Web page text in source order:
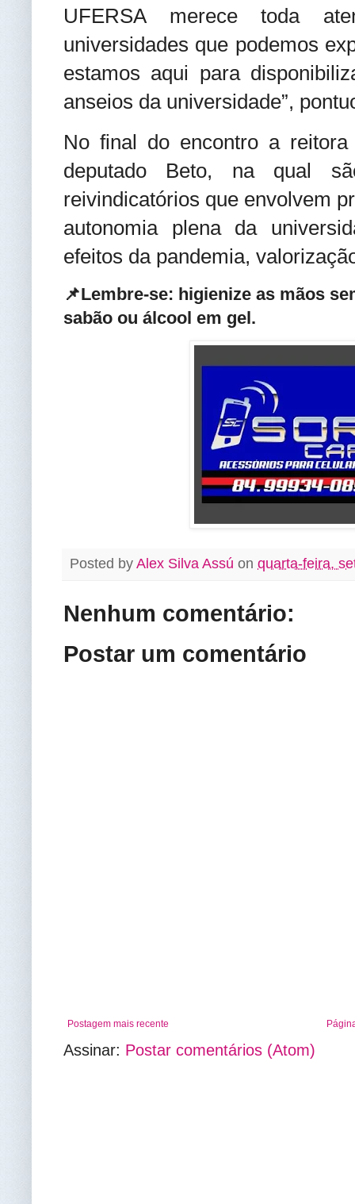
UFERSA merece toda
universidades que podemos
estamos aqui para
anseios da universidade”,
No final do encontro a
deputado Beto, na qual
reivindicatórios que envolvem
autonomia plena da
efeitos da pandemia,
📌Lembre-se: higienize as mãos
sabão ou álcool em gel.
Posted by Alex Silva Assú on quarta-feira,
Nenhum comentário:
Postar um comentário
Postagem mais recente
Assinar: Postar comentários (Atom)